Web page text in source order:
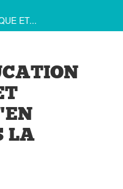
ET...
LA